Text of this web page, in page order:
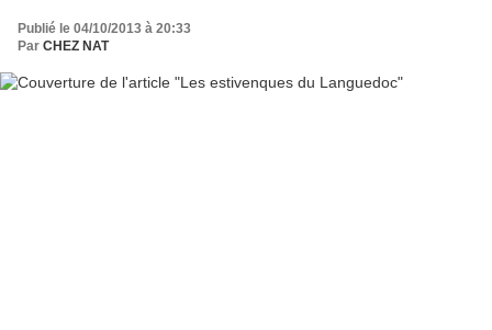
Publié le 04/10/2013 à 20:33
Par CHEZ NAT